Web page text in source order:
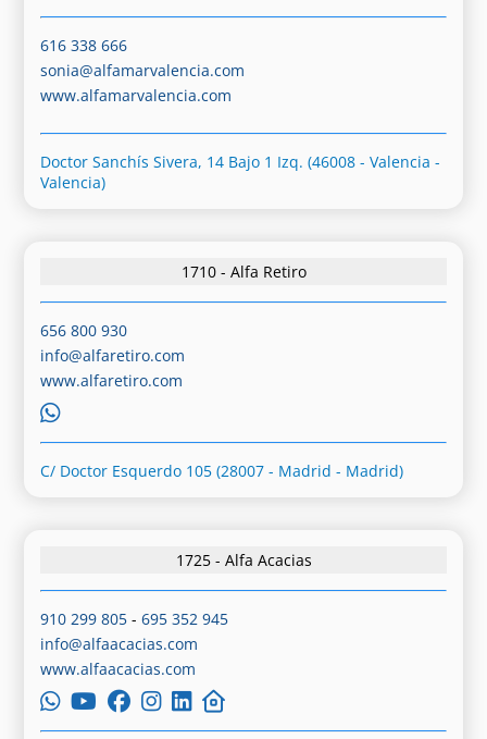
616 338 666
sonia@alfamarvalencia.com
www.alfamarvalencia.com
Doctor Sanchís Sivera, 14 Bajo 1 Izq. (46008 - Valencia -
Valencia)
1710 - Alfa Retiro
656 800 930
info@alfaretiro.com
www.alfaretiro.com
C/ Doctor Esquerdo 105 (28007 - Madrid - Madrid)
1725 - Alfa Acacias
910 299 805 -695 352 945
info@alfaacacias.com
www.alfaacacias.com